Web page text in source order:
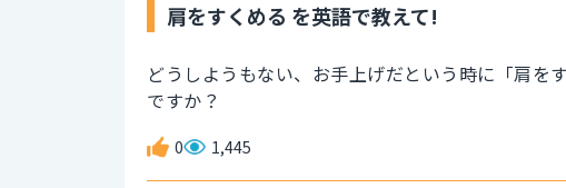
肩をすくめる を英語で教えて!
どうしようもない、お手上げだという時に「肩を
ですか？
0 1,445